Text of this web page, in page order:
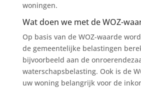
woningen.
Wat doen we met de WOZ-
Op basis van de WOZ-waarde
de gemeentelijke belastingen
bijvoorbeeld aan de
waterschapsbelasting. Ook is de
uw woning belangrijk voor de